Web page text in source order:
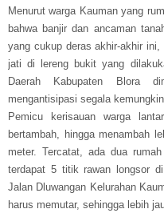
Menurut warga Kauman yang
bahwa banjir dan ancaman
yang cukup deras akhir-akhir
jati di lereng bukit yang
Daerah Kabupaten Blora
mengantisipasi segala
Pemicu kerisauan warga
bertambah, hingga menambah
meter. Tercatat, ada dua
terdapat 5 titik rawan longsor
Jalan Dluwangan Kelurahan
harus memutar, sehingga lebih